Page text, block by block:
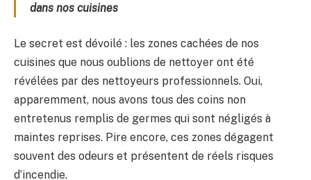
dans nos cuisines
Le secret est dévoilé : les zones cachées de nos
cuisines que nous oublions de nettoyer ont été
révélées par des nettoyeurs professionnels. Oui,
apparemment, nous avons tous des coins non
entretenus remplis de germes qui sont négligés à
maintes reprises. Pire encore, ces zones dégagent
souvent des odeurs et présentent de réels risques
d’incendie.